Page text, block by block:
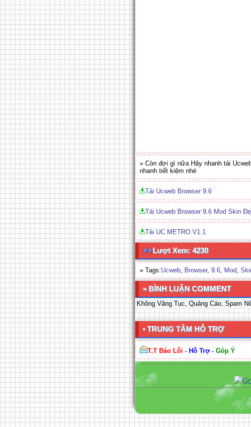
» Còn đợi gì nữa Hãy nhanh tải
nhanh tiết kiệm nhé
Tải Ucweb Browser 9.6
Tải Ucweb Browser 9.6 Mod Skin
Tải UC METRO V1.1
Lượt Xem: 4230
» Tags:Ucweb, Browser, 9.6, Mod,
» BÌNH LUẬN COMMENT
Không Văng Tục, Quảng Cáo, Spam
• TRUNG TÂM HỖ TRỢ
T.T Báo Lỗi - Hỗ Trợ- Góp Ý